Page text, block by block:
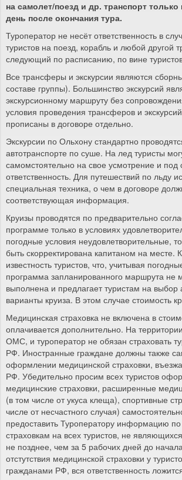
на самолет/поезд и др. транспорт
день после окончания тура.
Туроператор не несёт ответственность в
туристов на поезд, корабль и любой другой
следующий по расписанию, по вине
Все трансферы и экскурсии являются
составе группы). Большинство экскурсий
экскурсионному маршруту без
условия проведения трансферов и
прописаны в договоре отдельно.
Экскурсии по Ольхону стандартно
автотранспорте по суше. На лед туристы
самомстоятельно на свое усмотрение и
ответственность. Для путешествий по льду
специальная техника, о чем в договоре
соответствующая информация.
Круизы проводятся по предварительно
программе только в условиях
погодные условия неудовлетворительные,
быть скорректирована капитаном на месте.
известность туристов, что, учитывая
программа запланированного маршрута не
выполнена и предлагает туристам на выбор
варианты круиза. В этом случае стоимость
Медицинская страховка не включена в
оплачивается дополнительно. На
ОМС, и туроператор не обязан страховать
РФ. Иностранные граждане должны также
оформлении медицинской страховки,
РФ. Убедительно просим всех туристов
медицинские страховки, расширенные
(в том числе от укуса клеща), спортивные
числе от несчастного случая)
предоставить Туроператору информацию
страховкам на всех туристов, не
не позднее, чем за 5 рабочих дней до
отстутствия медицинской страховки у
гражданами РФ, вся ответственность